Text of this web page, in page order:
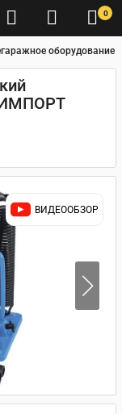
0
оборудование
ВИДЕООБЗОР